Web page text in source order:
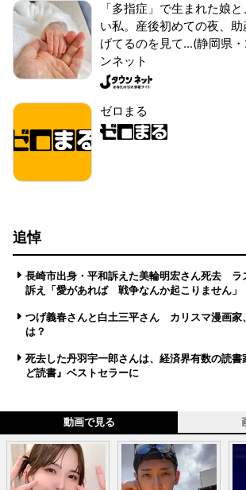
「多指症」で生まれた娘
い私。産後初めての夜、
げてるのを見て...(静岡県
ンネット
ゼロまる
追悼
長崎市出身・平和訴えた美輪明宏さん死去 ラ
訴え「愛があれば 戦争なんか起こりません」
つげ義春さんと白土三平さん カリスマ漫画家
は？
死去した丹羽宇一郎さんは、経済界有数の読
ど読書』ベストセラーに
動画で見る